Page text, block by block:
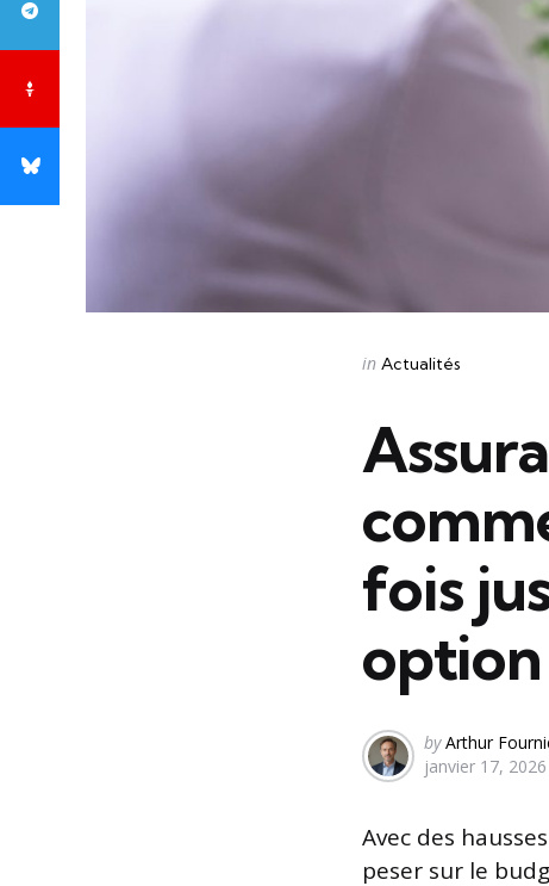
Categories
Posted
in Actualités
fois
Posted
by
by Arthur
janvier 17, 2026
Avec des
peser sur le